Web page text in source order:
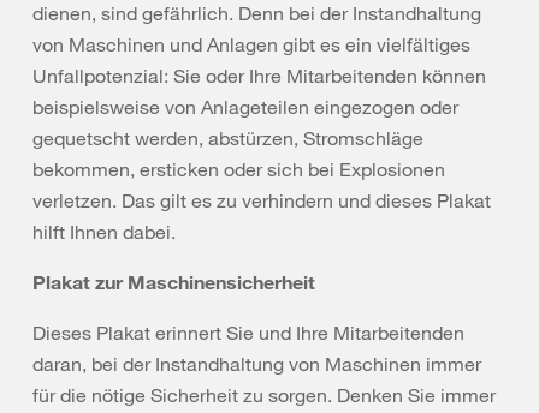
dienen, sind gefährlich. Denn bei der Instandhaltung
von Maschinen und Anlagen gibt es ein vielfältiges
Unfallpotenzial: Sie oder Ihre Mitarbeitenden können
beispielsweise von Anlageteilen eingezogen oder
gequetscht werden, abstürzen, Stromschläge
bekommen, ersticken oder sich bei Explosionen
verletzen. Das gilt es zu verhindern und dieses Plakat
hilft Ihnen dabei.
Plakat zur Maschinensicherheit
Dieses Plakat erinnert Sie und Ihre Mitarbeitenden
daran, bei der Instandhaltung von Maschinen immer
für die nötige Sicherheit zu sorgen. Denken Sie immer